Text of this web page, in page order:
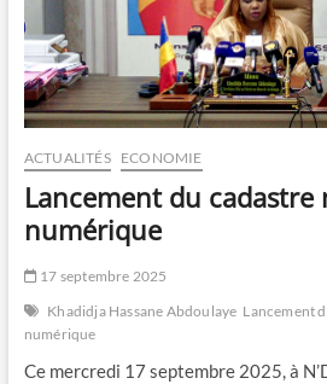
et
Logistique
à
Abu
Dhabi
ACTUALITÉS ECONOMIE
Lancement du cadastre
numérique
17 septembre 2025
Khadidja Hassane Abdoulaye Lancement
numérique
Ce mercredi 17 septembre 2025, à